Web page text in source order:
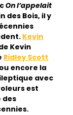
On l’appelait
des Bois, il y
Kevin
Kevin
Ridley Scott
encore la
avec
est
des